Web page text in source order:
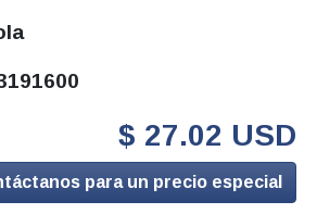
$ 27.02 USD
para un precio especial